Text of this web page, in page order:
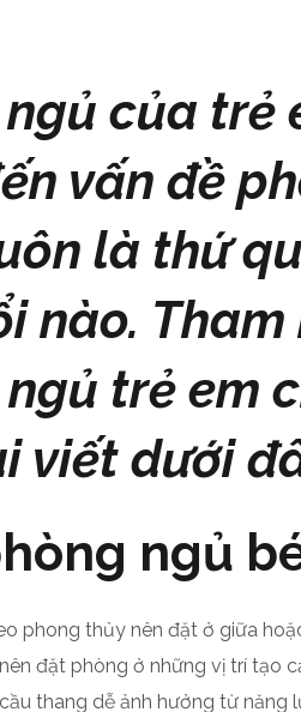
của trẻ
vấn đề
là thứ
nào.
trẻ em
viết dưới
ngủ
phong thủy nên đặt ở giữa
đặt phòng ở những vị trí tạo
thang dễ ảnh hưởng từ năng